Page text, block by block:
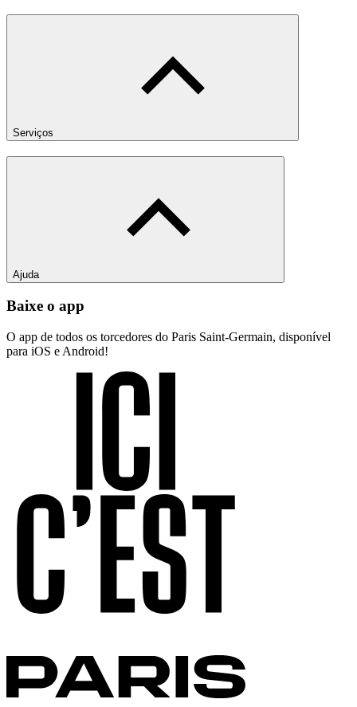
Serviços
Ajuda
Baixe o app
O app de todos os torcedores do Paris Saint-Germain, disponível
para iOS e Android!